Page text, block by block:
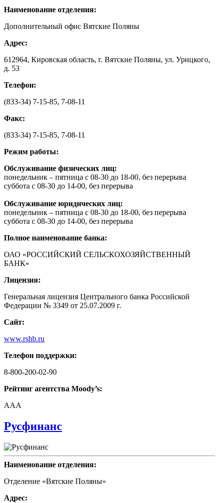
Наименование отделения:
Дополнительный офис Вятские Поляны
Адрес:
612964, Кировская область, г. Вятские Поляны, ул. Урицкого,
д. 53
Телефон:
(833-34) 7-15-85, 7-08-11
Факс:
(833-34) 7-15-85, 7-08-11
Режим работы:
Обслуживание физических лиц:
понедельник – пятница с 08-30 до 18-00, без перерыва
суббота с 08-30 до 14-00, без перерыва
Обслуживание юридических лиц:
понедельник – пятница с 08-30 до 18-00, без перерыва
суббота с 08-30 до 14-00, без перерыва
Полное наименование банка:
ОАО «РОССИЙСКИЙ СЕЛЬСКОХОЗЯЙСТВЕННЫЙ
БАНК»
Лицензия:
Генеральная лицензия Центрального банка Российской
Федерации № 3349 от 25.07.2009 г.
Сайт:
www.rshb.ru
Телефон поддержки:
8-800-200-02-90
Рейтинг агентства Moody’s:
AAA
Русфинанс
Наименование отделения:
Отделение «Вятские Поляны»
Адрес: